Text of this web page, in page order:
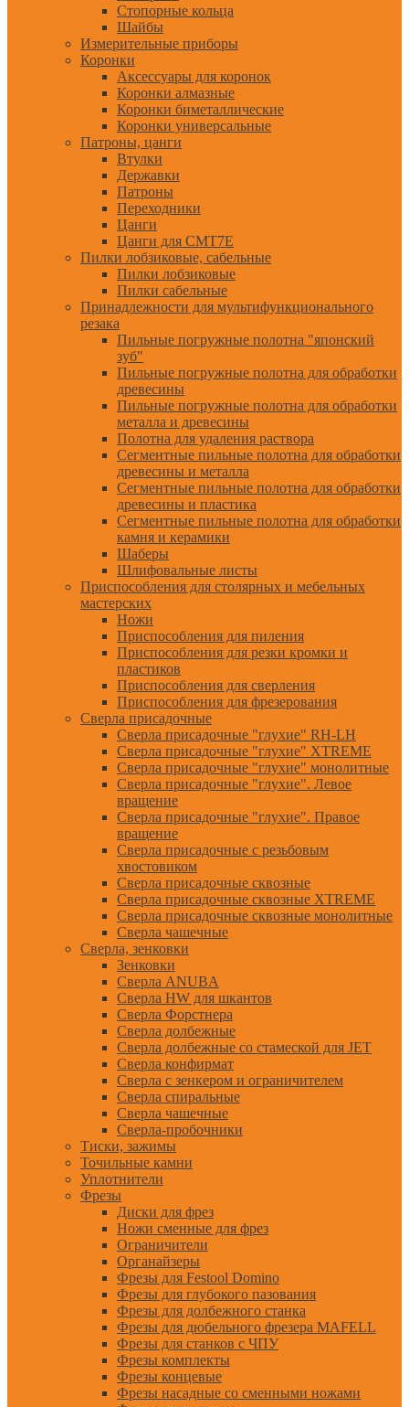
Стопорные кольца
Шайбы
Измерительные приборы
Коронки
Аксессуары для коронок
Коронки алмазные
Коронки биметаллические
Коронки универсальные
Патроны, цанги
Втулки
Державки
Патроны
Переходники
Цанги
Цанги для CMT7E
Пилки лобзиковые, сабельные
Пилки лобзиковые
Пилки сабельные
Принадлежности для мультифункционального
резака
Пильные погружные полотна "японский
зуб"
Пильные погружные полотна для обработки
древесины
Пильные погружные полотна для обработки
металла и древесины
Полотна для удаления раствора
Сегментные пильные полотна для обработки
древесины и металла
Сегментные пильные полотна для обработки
древесины и пластика
Сегментные пильные полотна для обработки
камня и керамики
Шаберы
Шлифовальные листы
Приспособления для столярных и мебельных
мастерских
Ножи
Приспособления для пиления
Приспособления для резки кромки и
пластиков
Приспособления для сверления
Приспособления для фрезерования
Сверла присадочные
Сверла присадочные "глухие" RH-LH
Сверла присадочные "глухие" XTREME
Сверла присадочные "глухие" монолитные
Сверла присадочные "глухие". Левое
вращение
Сверла присадочные "глухие". Правое
вращение
Сверла присадочные с резьбовым
хвостовиком
Сверла присадочные сквозные
Сверла присадочные сквозные XTREME
Сверла присадочные сквозные монолитные
Сверла чашечные
Сверла, зенковки
Зенковки
Сверла ANUBA
Сверла HW для шкантов
Сверла Форстнера
Сверла долбежные
Сверла долбежные со стамеской для JET
Сверла конфирмат
Сверла с зенкером и ограничителем
Сверла спиральные
Сверла чашечные
Сверла-пробочники
Тиски, зажимы
Точильные камни
Уплотнители
Фрезы
Диски для фрез
Ножи сменные для фрез
Ограничители
Органайзеры
Фрезы для Festool Domino
Фрезы для глубокого пазования
Фрезы для долбежного станка
Фрезы для дюбельного фрезера MAFELL
Фрезы для станков с ЧПУ
Фрезы комплекты
Фрезы концевые
Фрезы насадные со сменными ножами